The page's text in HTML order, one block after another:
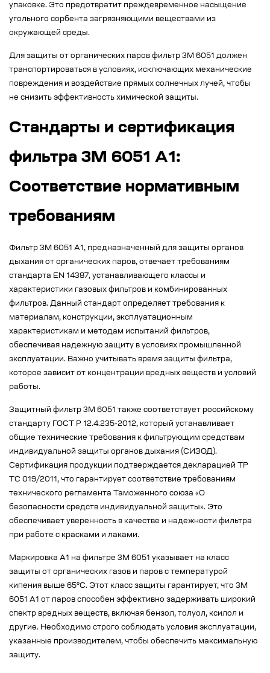
упаковке. Это предотвратит преждевременное насыщение
угольного сорбента загрязняющими веществами из
окружающей среды.
Для защиты от органических паров фильтр 3М 6051 должен
транспортироваться в условиях, исключающих механические
повреждения и воздействие прямых солнечных лучей, чтобы
не снизить эффективность химической защиты.
Стандарты и сертификация
фильтра 3M 6051 A1:
Соответствие нормативным
требованиям
Фильтр 3М 6051 А1, предназначенный для защиты органов
дыхания от органических паров, отвечает требованиям
стандарта EN 14387, устанавливающего классы и
характеристики газовых фильтров и комбинированных
фильтров. Данный стандарт определяет требования к
материалам, конструкции, эксплуатационным
характеристикам и методам испытаний фильтров,
обеспечивая надежную защиту в условиях промышленной
эксплуатации. Важно учитывать время защиты фильтра,
которое зависит от концентрации вредных веществ и условий
работы.
Защитный фильтр 3М 6051 также соответствует российскому
стандарту ГОСТ Р 12.4.235-2012, который устанавливает
общие технические требования к фильтрующим средствам
индивидуальной защиты органов дыхания (СИЗОД).
Сертификация продукции подтверждается декларацией ТР
ТС 019/2011, что гарантирует соответствие требованиям
технического регламента Таможенного союза «О
безопасности средств индивидуальной защиты». Это
обеспечивает уверенность в качестве и надежности фильтра
при работе с красками и лаками.
Маркировка А1 на фильтре 3М 6051 указывает на класс
защиты от органических газов и паров с температурой
кипения выше 65°C. Этот класс защиты гарантирует, что 3М
6051 А1 от паров способен эффективно задерживать широкий
спектр вредных веществ, включая бензол, толуол, ксилол и
другие. Необходимо строго соблюдать условия эксплуатации,
указанные производителем, чтобы обеспечить максимальную
защиту.